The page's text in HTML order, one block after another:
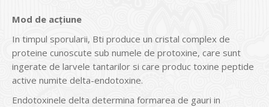
Mod de acțiune
In timpul sporularii, Bti produce un cristal complex de
proteine ​​cunoscute sub numele de protoxine, care sunt
ingerate de larvele tantarilor si care produc toxine peptide
active numite delta-endotoxine.
Endotoxinele delta determina formarea de gauri in